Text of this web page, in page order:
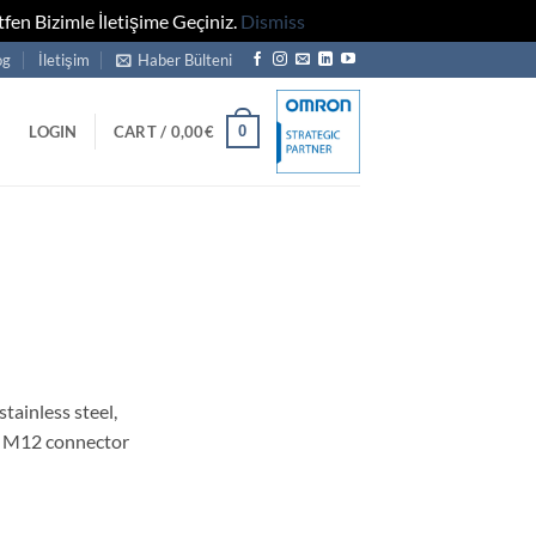
Bizimle İletişime Geçiniz. Dismiss
İletişim Haber Bülteni
LOGIN CART / 0,00€ 0
steel,
connector